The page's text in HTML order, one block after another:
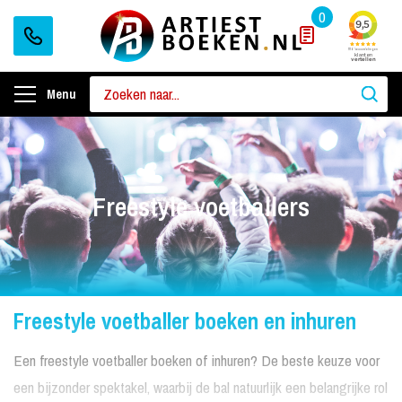
0
Menu
Freestyle voetballers
Freestyle voetballer boeken en inhuren
Een freestyle voetballer boeken of inhuren? De beste keuze voor
een bijzonder spektakel, waarbij de bal natuurlijk een belangrijke rol